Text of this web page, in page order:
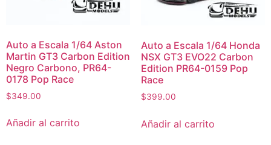
Auto a Escala 1/64 Aston
Martin GT3 Carbon Edition
Negro Carbono, PR64-
0178 Pop Race
$349.00
Añadir al carrito
Auto a Escala 1/64 Honda
NSX GT3 EVO22 Carbon
Edition PR64-0159 Pop
Race
$399.00
Añadir al carrito